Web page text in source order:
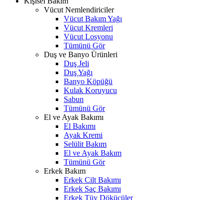
Vücut Nemlendiriciler
Vücut Bakım Yağı
Vücut Kremleri
Vücut Losyonu
Tümünü Gör
Duş ve Banyo Ürünleri
Duş Jeli
Duş Yağı
Banyo Köpüğü
Kulak Koruyucu
Sabun
Tümünü Gör
El ve Ayak Bakımı
El Bakımı
Ayak Kremi
Selülit Bakım
El ve Ayak Bakım
Tümünü Gör
Erkek Bakım
Erkek Cilt Bakımı
Erkek Saç Bakımı
Erkek Tüy Dökücüler